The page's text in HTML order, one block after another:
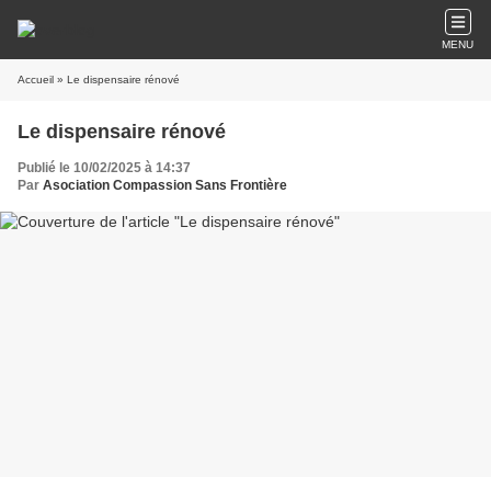
MENU
Accueil » Le dispensaire rénové
Le dispensaire rénové
Publié le 10/02/2025 à 14:37
Par Asociation Compassion Sans Frontière